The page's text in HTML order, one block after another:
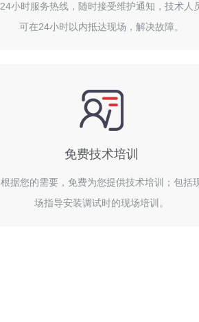
24小时服务热线，随时接受维护通知，技术人
可在24小时以内抵达现场，解决故障。
免费技术培训
根据您的需要，免费为您提供技术培训；包括
场指导安装调试时的现场培训。